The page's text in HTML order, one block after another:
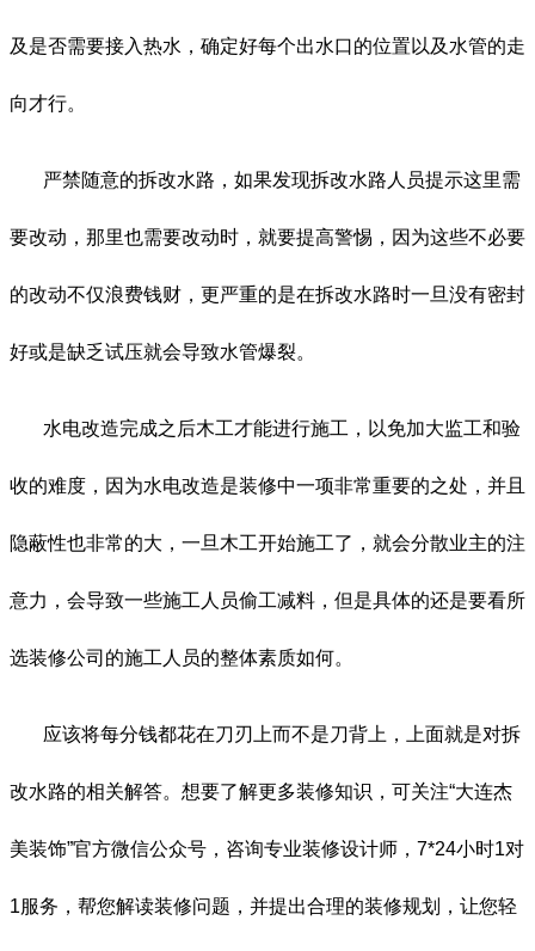
及是否需要接入热水，确定好每个出水口的位置以及水管的走
向才行。
严禁随意的拆改水路，如果发现拆改水路人员提示这里需
要改动，那里也需要改动时，就要提高警惕，因为这些不必要
的改动不仅浪费钱财，更严重的是在拆改水路时一旦没有密封
好或是缺乏试压就会导致水管爆裂。
水电改造完成之后木工才能进行施工，以免加大监工和验
收的难度，因为水电改造是装修中一项非常重要的之处，并且
隐蔽性也非常的大，一旦木工开始施工了，就会分散业主的注
意力，会导致一些施工人员偷工减料，但是具体的还是要看所
选装修公司的施工人员的整体素质如何。
应该将每分钱都花在刀刃上而不是刀背上，上面就是对拆
改水路的相关解答。想要了解更多装修知识，可关注“大连杰
美装饰”官方微信公众号，咨询专业装修设计师， 7*24小时1对
1服务，帮您解读装修问题，并提出合理的装修规划，让您轻